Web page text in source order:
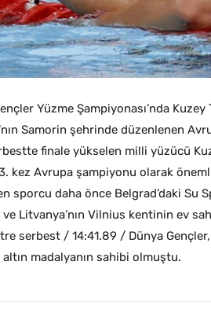
Yüzme Şampiyonası’nda
Samorin şehrinde düzenlenen
finale yükselen milli yüzücü
kez Avrupa şampiyonu olarak
sporcu daha önce Belgrad’daki Su
Litvanya’nın Vilnius kentinin ev
serbest / 14:41.89 / Dünya
altın madalyanın sahibi olmuştu.